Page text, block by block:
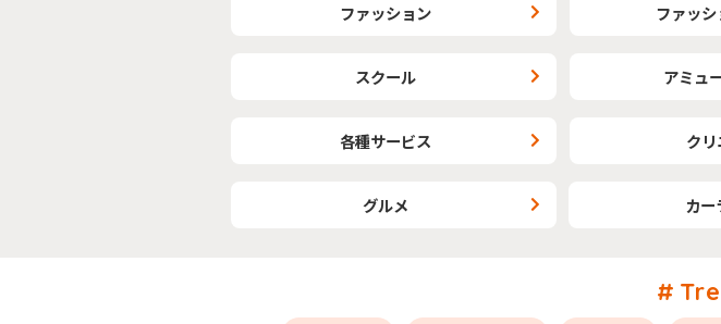
ファッション ファッ
スクール アミュ
各種サービス ク
グルメ カー